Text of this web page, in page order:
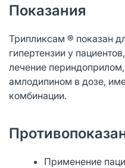
Показания
Трипликсам ® показан
гипертензии у
лечение
амлодипином в дозе,
комбинации.
Применение